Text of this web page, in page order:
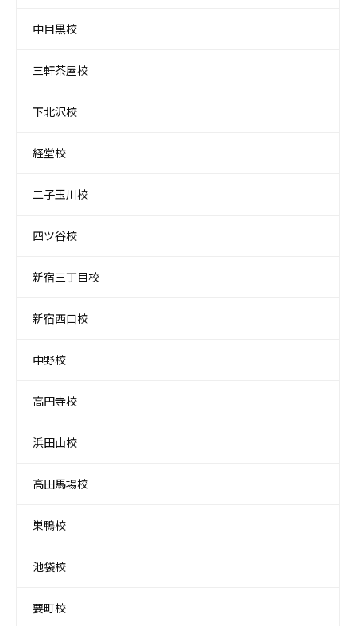
中目黒校
三軒茶屋校
下北沢校
経堂校
二子玉川校
四ツ谷校
新宿三丁目校
新宿西口校
中野校
高円寺校
浜田山校
高田馬場校
巣鴨校
池袋校
要町校